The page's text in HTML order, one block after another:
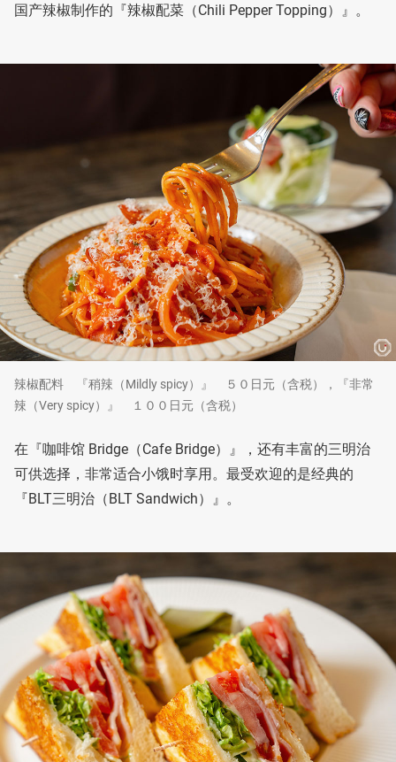
国产辣椒制作的『辣椒配菜（Chili Pepper Topping）』。
辣椒配料 『稍辣（Mildly spicy）』 ５０日元（含税），『非常
辣（Very spicy）』 １００日元（含税）
在『咖啡馆 Bridge（Cafe Bridge）』，还有丰富的三明治
可供选择，非常适合小饿时享用。最受欢迎的是经典的
『BLT三明治（BLT Sandwich）』。